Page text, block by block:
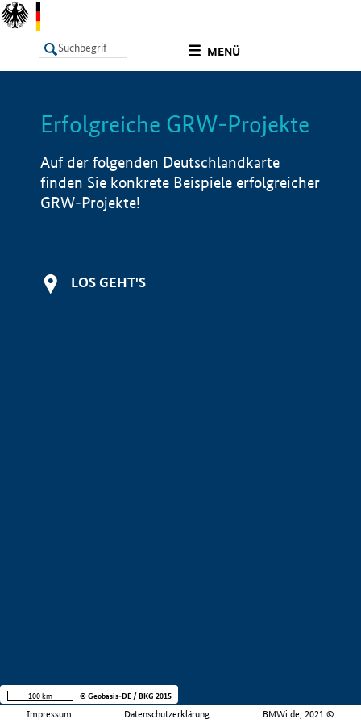
MENÜ
LISTE Info
Erfolgreiche GRW-Projekte
Auf der folgenden Deutschlandkarte
finden Sie konkrete Beispiele erfolgreicher
GRW-Projekte!
LOS GEHT'S
Impressum Datenschutzerklärung BMWi.de, 2021 ©
100 km © Geobasis-DE / BKG 2015